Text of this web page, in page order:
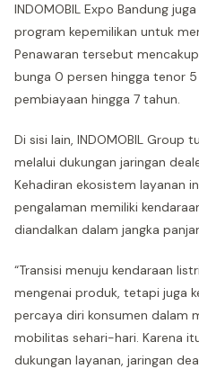
INDOMOBIL Expo Bandung
program kepemilikan untuk
Penawaran tersebut
bunga 0 persen hingga tenor
pembiayaan hingga 7 tahun.
Di sisi lain, INDOMOBIL
melalui dukungan jaringan
Kehadiran ekosistem layanan
pengalaman memiliki
diandalkan dalam jangka
“Transisi menuju kendaraan
mengenai produk, tetapi juga
percaya diri konsumen dalam
mobilitas sehari-hari. Karena
dukungan layanan, jaringan